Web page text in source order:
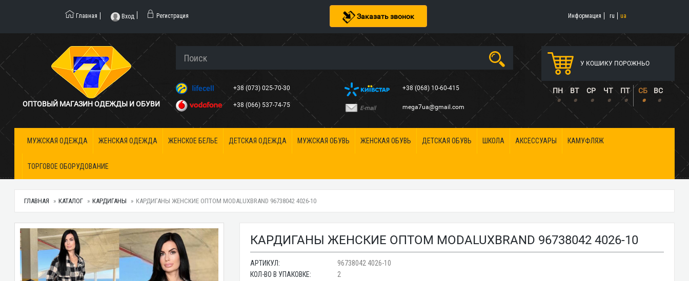
Заказать звонок
Главная Вход Регистрация Информация ru ua
ОПТОВЫЙ МАГАЗИН ОДЕЖДЫ И ОБУВИ
+38 (073) 025-70-30
+38 (066) 537-74-75
+38 (068) 10-60-415
E-mail mega7ua@gmail.com
У КОШИКУ ПОРОЖНЬО
ПН ВТ СР ЧТ ПТ СБ ВС
• • • • • • •
МУЖСКАЯ ОДЕЖДА ЖЕНСКАЯ ОДЕЖДА ЖЕНСКОЕ БЕЛЬЕ ДЕТСКАЯ ОДЕЖДА МУЖСКАЯ ОБУВЬ ЖЕНСКАЯ ОБУВЬ ДЕТСКАЯ ОБУВЬ ШКОЛА АКСЕССУАРЫ КАМУФЛЯЖ
ТОРГОВОЕ ОБОРУДОВАНИЕ
ГЛАВНАЯ КАТАЛОГ КАРДИГАНЫ КАРДИГАНЫ ЖЕНСКИЕ ОПТОМ MODALUXBRAND 96738042 4026-10
КАРДИГАНЫ ЖЕНСКИЕ ОПТОМ MODALUXBRAND 96738042 4026-10
АРТИКУЛ:
96738042 4026-10
КОЛ-ВО В УПАКОВКЕ:
2